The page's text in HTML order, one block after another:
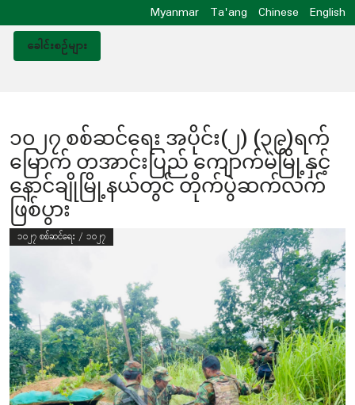
Myanmar Ta'ang Chinese
English
ခေါင်းစဥ်များ
၁၀၂၇ စစ်ဆင်ရေး အပိုင်း(၂) (၃၉)ရက်
မြောက် တအာင်းပြည် ကျောက်မဲမြို့နှင့်
နောင်ချိုမြို့နယ်တွင် တိုက်ပွဲဆက်လက်
ဖြစ်ပွား
၁၀၂၇ စစ်ဆင်ရေး / ၁၀၂၇